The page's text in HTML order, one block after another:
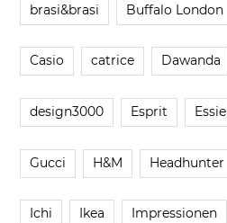
brasi&brasi Buffalo London
Casio catrice Dawanda
design3000 Esprit Essie
Gucci H&M Headhunter
Ichi Ikea Impressionen